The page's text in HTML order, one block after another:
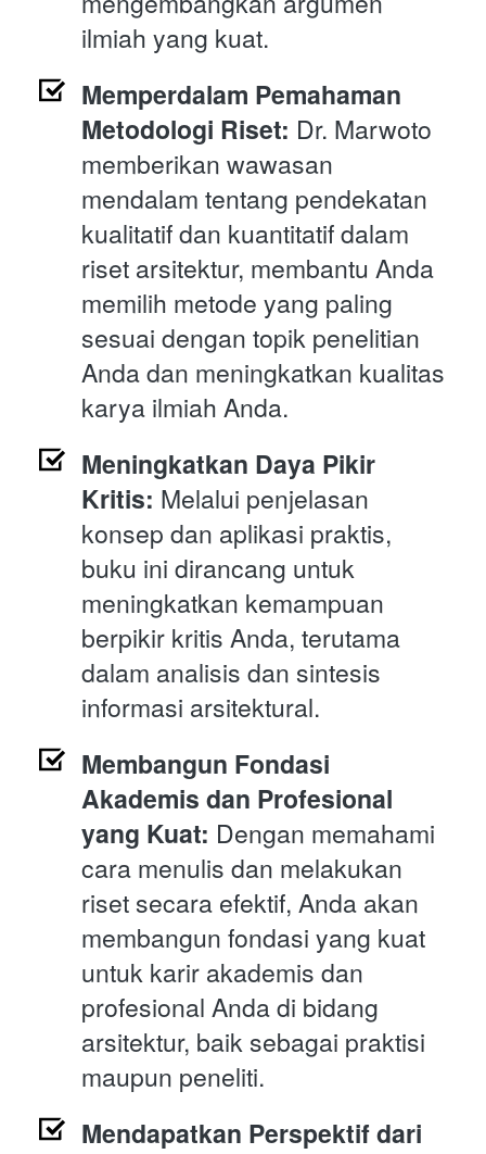
ilmiah yang kuat.
Memperdalam Pemahaman
Metodologi Riset: Dr. Marwoto
memberikan wawasan
mendalam tentang pendekatan
kualitatif dan kuantitatif dalam
riset arsitektur, membantu Anda
memilih metode yang paling
sesuai dengan topik penelitian
Anda dan meningkatkan kualitas
karya ilmiah Anda.
Meningkatkan Daya Pikir
Kritis: Melalui penjelasan
konsep dan aplikasi praktis,
buku ini dirancang untuk
meningkatkan kemampuan
berpikir kritis Anda, terutama
dalam analisis dan sintesis
informasi arsitektural.
Membangun Fondasi
Akademis dan Profesional
yang Kuat: Dengan memahami
cara menulis dan melakukan
riset secara efektif, Anda akan
membangun fondasi yang kuat
untuk karir akademis dan
profesional Anda di bidang
arsitektur, baik sebagai praktisi
maupun peneliti.
Mendapatkan Perspektif dari